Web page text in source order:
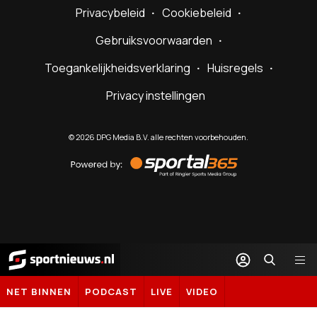
Privacybeleid
Cookiebeleid
Gebruiksvoorwaarden
Toegankelijkheidsverklaring
Huisregels
Privacy instellingen
©2026 DPG Media B.V. alle rechten voorbehouden.
by
Sportal365
Sportnieuws.nl
NET BINNEN PODCAST LIVE VIDEO